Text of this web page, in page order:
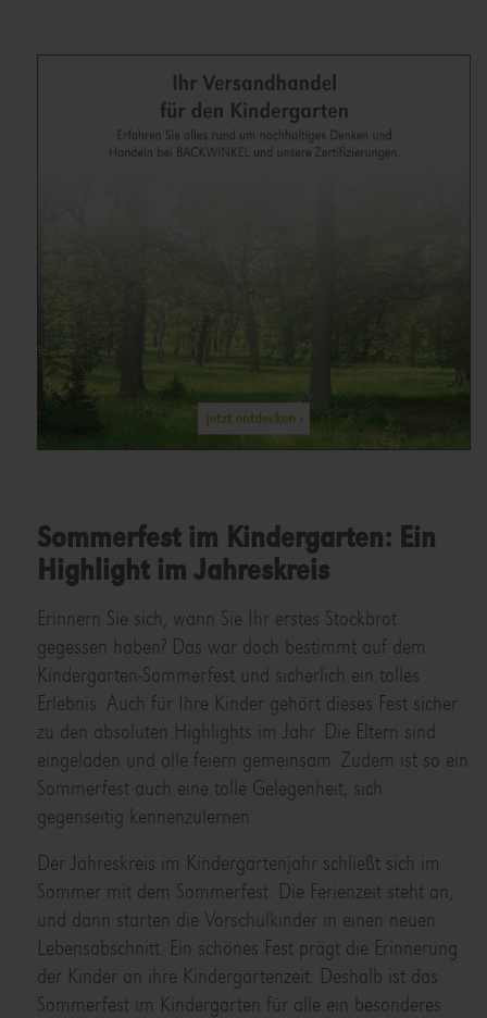
Sommerfest im Kindergarten: Ein
Highlight im Jahreskreis
Erinnern Sie sich, wann Sie Ihr erstes Stockbrot
gegessen haben? Das war doch bestimmt auf dem
Kindergarten-Sommerfest und sicherlich ein tolles
Erlebnis. Auch für Ihre Kinder gehört dieses Fest sicher
zu den absoluten Highlights im Jahr. Die Eltern sind
eingeladen und alle feiern gemeinsam. Zudem ist so ein
Sommerfest auch eine tolle Gelegenheit, sich
gegenseitig kennenzulernen.
Der Jahreskreis im Kindergartenjahr schließt sich im
Sommer mit dem Sommerfest. Die Ferienzeit steht an,
und dann starten die Vorschulkinder in einen neuen
Lebensabschnitt. Ein schönes Fest prägt die Erinnerung
der Kinder an ihre Kindergartenzeit. Deshalb ist das
Sommerfest im Kindergarten für alle ein besonderes